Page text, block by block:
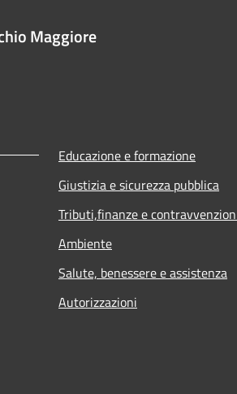
Maggiore
Educazione e formazione
Giustizia e sicurezza pubblica
Tributi,finanze e
Ambiente
Salute, benessere e assistenza
Autorizzazioni